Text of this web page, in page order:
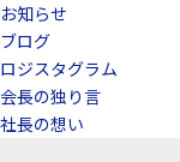
お知らせ
ブログ
ロジスタグラム
会長の独り言
社長の想い